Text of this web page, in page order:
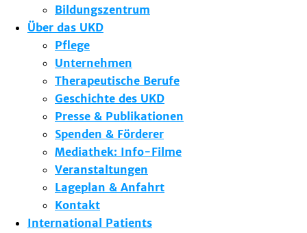
Bildungszentrum
Über das UKD
Pflege
Unternehmen
Therapeutische Berufe
Geschichte des UKD
Presse & Publikationen
Spenden & Förderer
Mediathek: Info-Filme
Veranstaltungen
Lageplan & Anfahrt
Kontakt
International Patients